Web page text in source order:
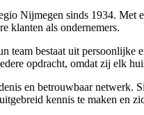
Nijmegen sinds 1934. Met
klanten als ondernemers.
bestaat uit
opdracht, omdat zij elk
en betrouwbaar
kennis te maken en